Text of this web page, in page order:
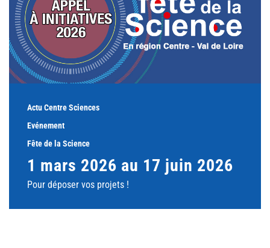
Actu Centre Sciences
Evénement
Fête de la Science
1 mars 2026 au 17 juin 2026
Pour déposer vos projets !